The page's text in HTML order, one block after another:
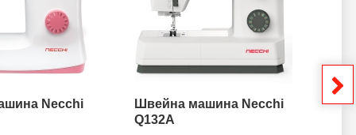
Necchi
Швейна машина Necchi
Q132A